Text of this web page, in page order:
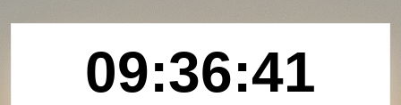
09:36:41